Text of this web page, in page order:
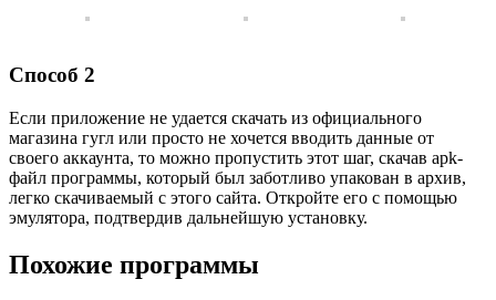
Способ 2
Если приложение не удается скачать из официального
магазина гугл или просто не хочется вводить данные от
своего аккаунта, то можно пропустить этот шаг, скачав apk-
файл программы, который был заботливо упакован в архив,
легко скачиваемый с этого сайта. Откройте его с помощью
эмулятора, подтвердив дальнейшую установку.
Похожие программы